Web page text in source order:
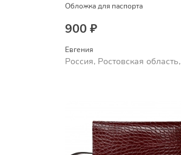
Обложка для паспорта
900 ₽
Евгения
Россия, Ростовская область,